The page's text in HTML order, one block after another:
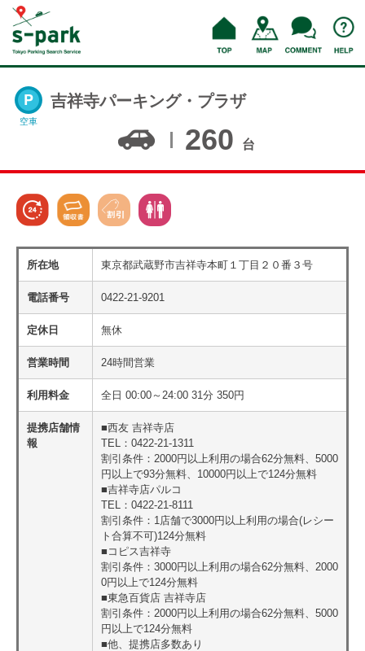
空車
吉祥寺パーキング・プラザ
260 台
所在地 東京都武蔵野市吉祥寺本町１丁目２０番３号
電話番号 0422-21-9201
定休日 無休
営業時間 24時間営業
利用料金 全日 00:00～24:00 31分 350円
提携店舗情
報
■西友 吉祥寺店
TEL：0422-21-1311
割引条件：2000円以上利用の場合62分無料、5000
円以上で93分無料、10000円以上で124分無料
■吉祥寺店パルコ
TEL：0422-21-8111
割引条件：1店舗で3000円以上利用の場合(レシー
ト合算不可)124分無料
■コピス吉祥寺
割引条件：3000円以上利用の場合62分無料、2000
0円以上で124分無料
■東急百貨店 吉祥寺店
割引条件：2000円以上利用の場合62分無料、5000
円以上で124分無料
■他、提携店多数あり